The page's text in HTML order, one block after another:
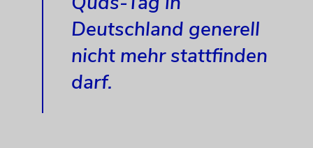
Deutschland generell
nicht mehr stattfinden
darf.